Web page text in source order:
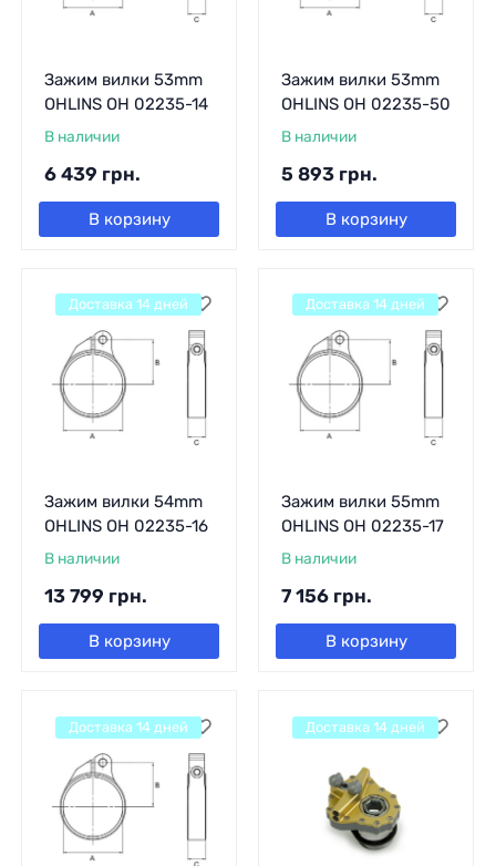
Зажим вилки 53mm
OHLINS OH 02235-14
В наличии
6 439 грн.
В корзину
Зажим вилки 53mm
OHLINS OH 02235-50
В наличии
5 893 грн.
В корзину
Зажим вилки 54mm
OHLINS OH 02235-16
В наличии
13 799 грн.
В корзину
Доставка 14 дней
Зажим вилки 55mm
OHLINS OH 02235-17
В наличии
7 156 грн.
В корзину
Доставка 14 дней
Доставка 14 дней Доставка 14 дней